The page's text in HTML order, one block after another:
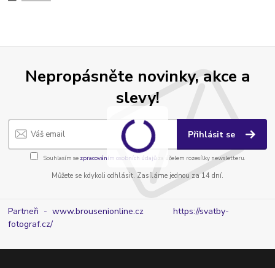
Nepropásněte novinky, akce a
slevy!
Přihlásit se
Souhlasím se zpracováním osobních údajůza účelem rozesílky newsletteru.
Můžete se kdykoli odhlásit. Zasíláme jednou za 14 dní.
Partneři - www.brousenionline.czhttps://svatby-
fotograf.cz/